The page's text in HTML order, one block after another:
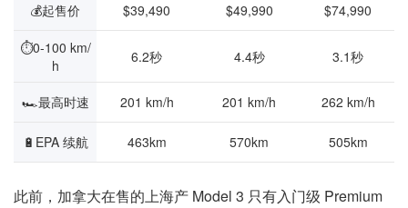
💰起售价
$39,490 $49,990 $74,990
⏱️0-100 km/
h
6.2秒 4.4秒 3.1秒
🏎️最高时速 201 km/h 201 km/h 262 km/h
🔋EPA 续航 463km 570km 505km
此前，加拿大在售的上海产 Model 3 只有入门级 Premium